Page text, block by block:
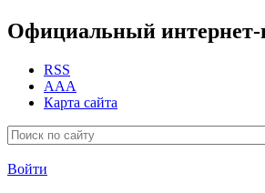
Официальный интернет-
RSS
AAA
Карта сайта
Войти